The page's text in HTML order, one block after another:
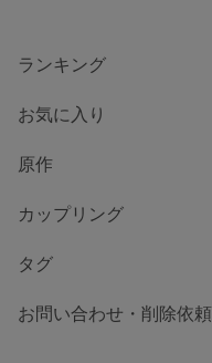
ランキング
お気に入り
原作
カップリング
タグ
お問い合わせ・削除依頼